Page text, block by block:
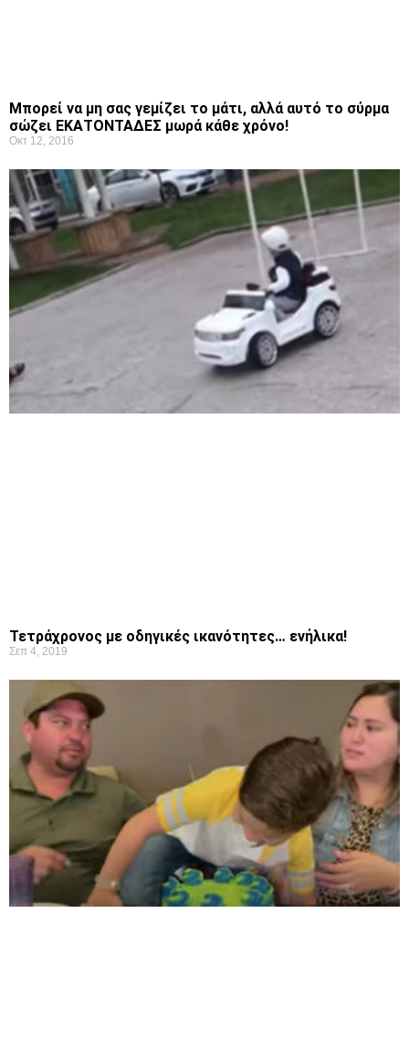
Μπορεί να μη σας γεμίζει το μάτι, αλλά αυτό το σύρμα
σώζει ΕΚΑΤΟΝΤΑΔΕΣ μωρά κάθε χρόνο!
Οκτ 12, 2016
Τετράχρονος με οδηγικές ικανότητες… ενήλικα!
Σεπ 4, 2019